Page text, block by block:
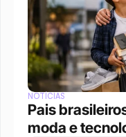
NOTÍCIAS
Pais
moda e